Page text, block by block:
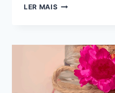
LER MAIS ACADEMIA
RUIM?
REVIEW
DO
CURSO
DA